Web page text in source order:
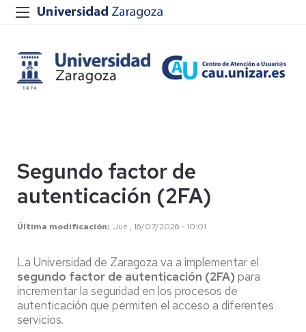
Segundo factor de
autenticación (2FA)
Última modificación Jue , 16/07/2026 - 10:01
La Universidad de Zaragoza va a implementar el
segundo factor de autenticación (2FA) para
incrementar la seguridad en los procesos de
autenticación que permiten el acceso a diferentes
servicios.